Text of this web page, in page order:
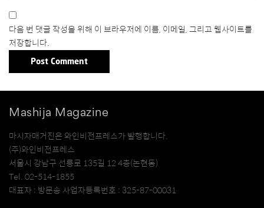
다음 번 댓글 작성을 위해 이 브라우저에 이름, 이메일, 그리고 웹사이트를
저장합니다.
Mashija Magazine
마시자매거진은 와인비전프레스가 발행합니다.
(주)와인비전프레스
서울시 강남구 선릉로 135길 12 4층(논현동)
Tel. 02-514-1855
대표자 : 방문송 사업자등록번호 : 325-87-00031